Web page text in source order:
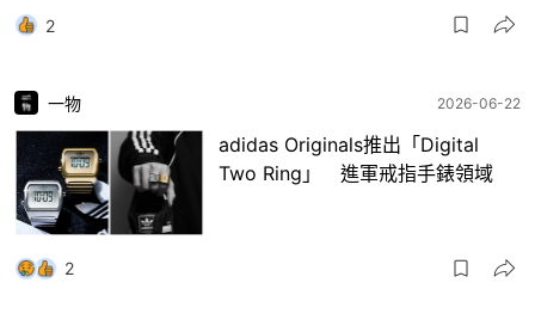
2
一物 2026-06-22
adidas Originals推出「Digital
Two Ring」 進軍戒指手錶領域
2